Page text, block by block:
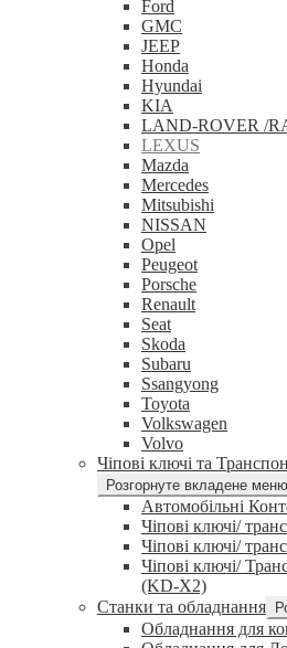
Ford
GMC
JEEP
Honda
Hyundai
KIA
LAND-ROVER /
LEXUS
Mazda
Mercedes
Mitsubishi
NISSAN
Opel
Peugeot
Porsche
Renault
Seat
Skoda
Subaru
Ssangyong
Toyota
Volkswagen
Volvo
Чіпові ключі та
Розгорнуте вкладене меню
Автомобільні
Чіпові ключі/
Чіпові ключі/
Чіпові ключі/
(KD-X2)
Станки та обладнання
Обладнання для